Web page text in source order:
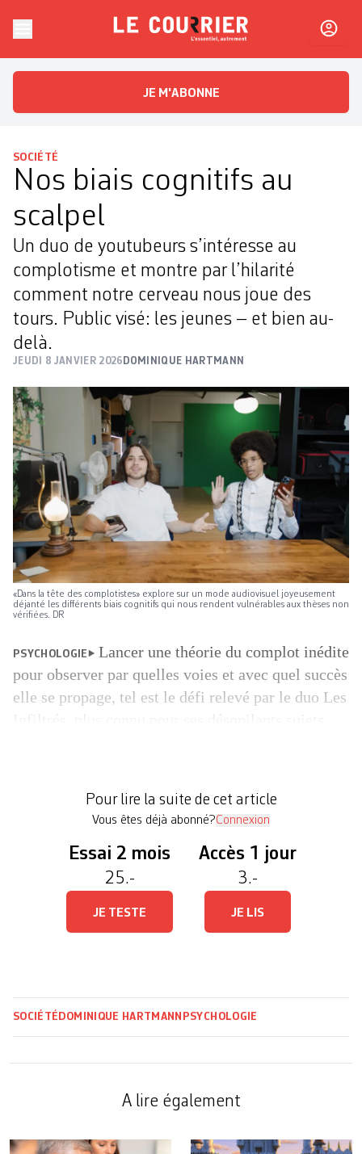
Le CourrierL'essentiel, autrement
JE M'ABONNE
SOCIÉTÉ
Nos biais cognitifs au
scalpel
Un duo de youtubeurs s’intéresse au
complotisme et montre par l’hilarité
comment notre cerveau nous joue des
tours. Public visé: les jeunes – et bien au-
delà.
JEUDI 8 JANVIER 2026 DOMINIQUE HARTMANN
«Dans la tête des complotistes» explore sur un mode audiovisuel joyeusement
déjanté les différents biais cognitifs qui nous rendent vulnérables aux thèses non
vérifiées. DR
PSYCHOLOGIE
Lancer une théorie du complot inédite
pour observer par quelles voies et avec quel succès
elle se propage, tel est le défi relevé par le duo Les
vulnérables […]
Pour lire la suite de cet article
Vous êtes déjà abonné?Connexion
Essai 2 mois
25.-
JE TESTE
Accès 1 jour
3.-
JE LIS
SOCIÉTÉ DOMINIQUE HARTMANN PSYCHOLOGIE
A lire également